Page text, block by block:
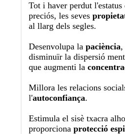
Tot i haver perdut l'estatus
preciós, les seves
al llarg dels segles.
Desenvolupa lapaciència,
disminuïr la dispersió
que augmenti la
Millora les relacions
l'autoconfiança.
Estimula el sisè txacra
proporcionaprotecció